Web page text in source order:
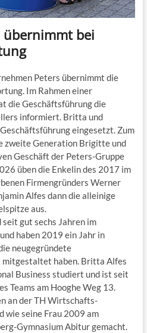
bei
Peters übernimmt die
Im Rahmen einer
die Geschäftsführung die
informiert. Britta und
eingesetzt. Zum
zweite Generation Brigitte und
Geschäft der Peters-Gruppe
üben die Enkelin des 2017 im
Firmengründers Werner
Alfes dann die alleinige
aus.
gut sechs Jahren im
haben 2019 ein Jahr in
neugegründete
haben. Britta Alfes
Business studiert und ist seit
Teams am Hooghe Weg 13.
an der TH Wirtschafts-
wie seine Frau 2009 am
Gymnasium Abitur gemacht.